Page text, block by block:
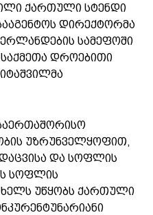
ქართული სტენდი
დირექტორმა
სამეფოში
დროებითი
უზრუნველყოფით,
და სოფლის
სოფლის
ხელს უწყობს ქართული